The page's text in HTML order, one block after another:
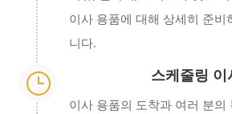
이사 용품에 대해 상세히 준비
니다.
} 스케줄링 이
이사 용품의 도착과 여러 분의